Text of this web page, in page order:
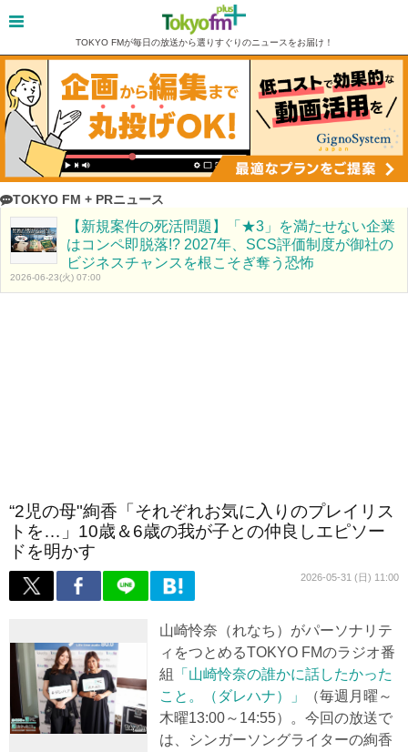
TOKYO FMが毎日の放送から選りすぐりのニュースをお届け！
TOKYO FM + PRニュース
【新規案件の死活問題】「★3」を満たせない企業
はコンペ即脱落!? 2027年、SCS評価制度が御社の
ビジネスチャンスを根こそぎ奪う恐怖
2026-06-23(火) 07:00
“2児の母"絢香「それぞれお気に入りのプレイリス
トを…」10歳＆6歳の我が子との仲良しエピソー
ドを明かす
2026-05-31 (日) 11:00
山崎怜奈（れなち）がパーソナリテ
ィをつとめるTOKYO FMのラジオ番
組
「山崎怜奈の誰かに話したかった
こと。（ダレハナ）」
（毎週月曜～
木曜13:00～14:55）。今回の放送で
は、シンガーソングライターの絢香